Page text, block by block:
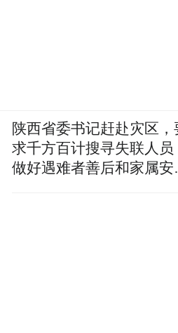
陕西省委书记赶赴灾区，
求千方百计搜寻失联人员
做好遇难者善后和家属安